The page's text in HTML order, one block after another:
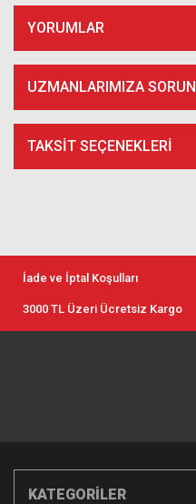
YORUMLAR
UZMANLARIMIZA SORUN
TAKSIT SEÇENEKLERI
İade ve İptal Koşulları
3000 TL Üzeri Ücretsiz Kargo
KATEGORİLER